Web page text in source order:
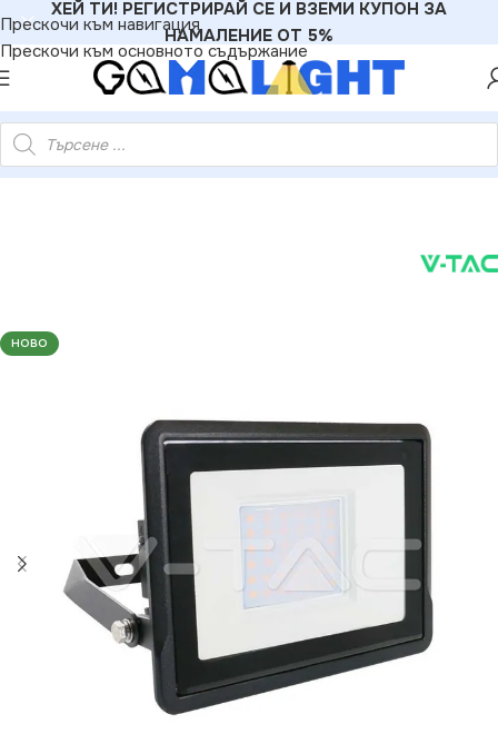
Прескочи към навигация
Прескочи към основното съдържание
ХЕЙ ТИ! РЕГИСТРИРАЙ СЕ И ВЗЕМИ КУПОН ЗА
НАМАЛЕНИЕ ОТ 5%
30W LED Прожектор SAMSUNG Чип Черно Тяло 6400K
НОВО